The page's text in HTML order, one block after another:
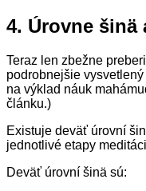
4. Úrovne šinä
Teraz len zbežne
podrobnejšie
na výklad náuk
článku.)
Existuje deväť úrovní
jednotlivé etapy
Deväť úrovní šinä sú: